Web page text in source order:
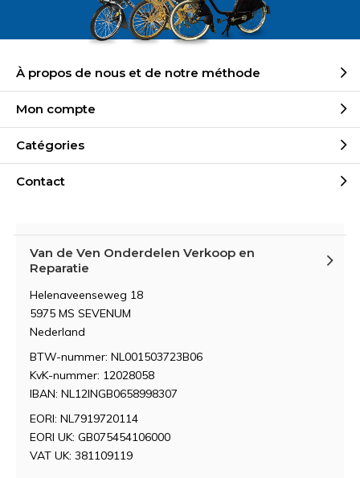
À propos de nous et de notre méthode
Mon compte
Catégories
Contact
Van de Ven Onderdelen Verkoop en
Reparatie
Helenaveenseweg 18
5975 MS SEVENUM
Nederland
BTW-nummer: NL001503723B06
KvK-nummer: 12028058
IBAN: NL12INGB0658998307
EORI: NL7919720114
EORI UK: GB075454106000
VAT UK: 381109119